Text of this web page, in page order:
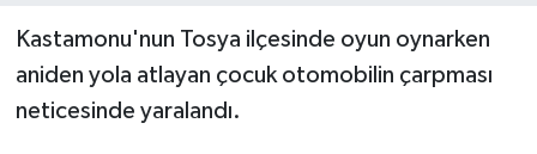
Kastamonu'nun Tosya ilçesinde oyun oynarken
aniden yola atlayan çocuk otomobilin çarpması
neticesinde yaralandı.